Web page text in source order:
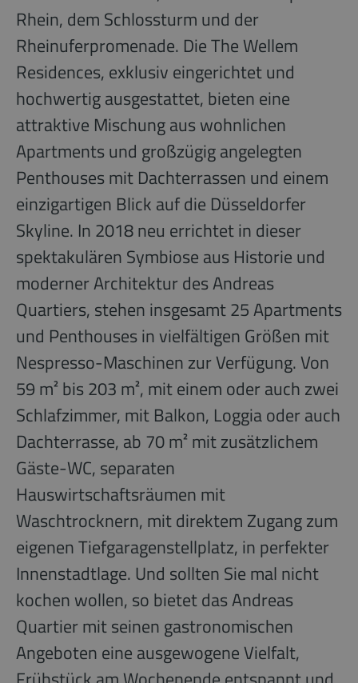
Rhein, dem Schlossturm und der
Rheinuferpromenade. Die The Wellem
Residences, exklusiv eingerichtet und
hochwertig ausgestattet, bieten eine
attraktive Mischung aus wohnlichen
Apartments und großzügig angelegten
Penthouses mit Dachterrassen und einem
einzigartigen Blick auf die Düsseldorfer
Skyline. In 2018 neu errichtet in dieser
spektakulären Symbiose aus Historie und
moderner Architektur des Andreas
Quartiers, stehen insgesamt 25 Apartments
und Penthouses in vielfältigen Größen mit
Nespresso-Maschinen zur Verfügung. Von
59 m² bis 203 m², mit einem oder auch zwei
Schlafzimmer, mit Balkon, Loggia oder auch
Dachterrasse, ab 70 m² mit zusätzlichem
Gäste-WC, separaten
Hauswirtschaftsräumen mit
Waschtrocknern, mit direktem Zugang zum
eigenen Tiefgaragenstellplatz, in perfekter
Innenstadtlage. Und sollten Sie mal nicht
kochen wollen, so bietet das Andreas
Quartier mit seinen gastronomischen
Angeboten eine ausgewogene Vielfalt,